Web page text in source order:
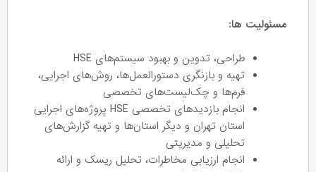
مسئولیت ها:
طراحی، تدوین و بهبود سیستم‌های HSE
تهیه و بازنگری دستورالعمل‌ها، روش‌های اجرایی،
فرم‌ها و چک‌لیست‌های تخصصی
انجام بازدیدهای تخصصی HSE پروژه‌های اجرایی
استان تهران و دیگر استان‌ها و تهیه گزارش‌های
تحلیلی و مدیریتی
انجام ارزیابی مخاطرات، تحلیل ریسک و ارائه